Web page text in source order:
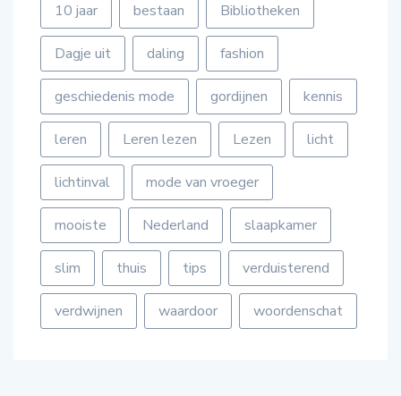
10 jaar bestaan Bibliotheken
Dagje uit daling fashion
geschiedenis mode gordijnen kennis
leren Leren lezen Lezen licht
lichtinval mode van vroeger
mooiste Nederland slaapkamer
slim thuis tips verduisterend
verdwijnen waardoor woordenschat